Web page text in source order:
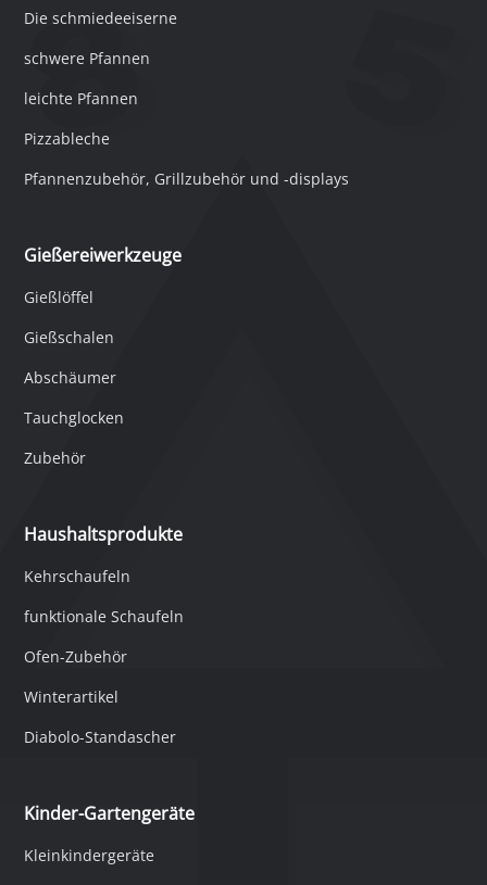
Die schmiedeeiserne
schwere Pfannen
leichte Pfannen
Pizzableche
Pfannenzubehör, Grillzubehör und -displays
Gießereiwerkzeuge
Gießlöffel
Gießschalen
Abschäumer
Tauchglocken
Zubehör
Haushaltsprodukte
Kehrschaufeln
funktionale Schaufeln
Ofen-Zubehör
Winterartikel
Diabolo-Standascher
Kinder-Gartengeräte
Kleinkindergeräte